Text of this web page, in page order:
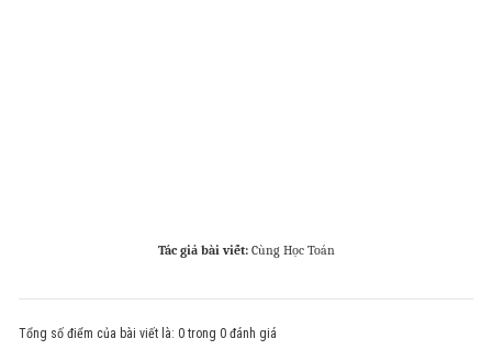
Tác giả bài viết: Cùng Học Toán
Tổng số điểm của bài viết là: 0 trong 0 đánh giá